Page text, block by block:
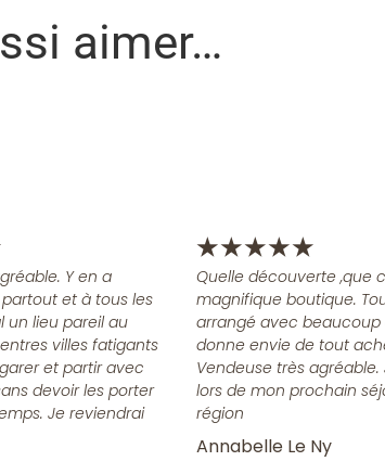
aimer…
Y en a
et à tous les
un lieu pareil au
villes fatigants
et partir avec
devoir les porter
Je reviendrai
★★★★★
Quelle découverte ,que
magnifique boutique.
arrangé avec beaucoup
donne envie de tout
Vendeuse très
lors de mon prochain
région
Annabelle Le Ny